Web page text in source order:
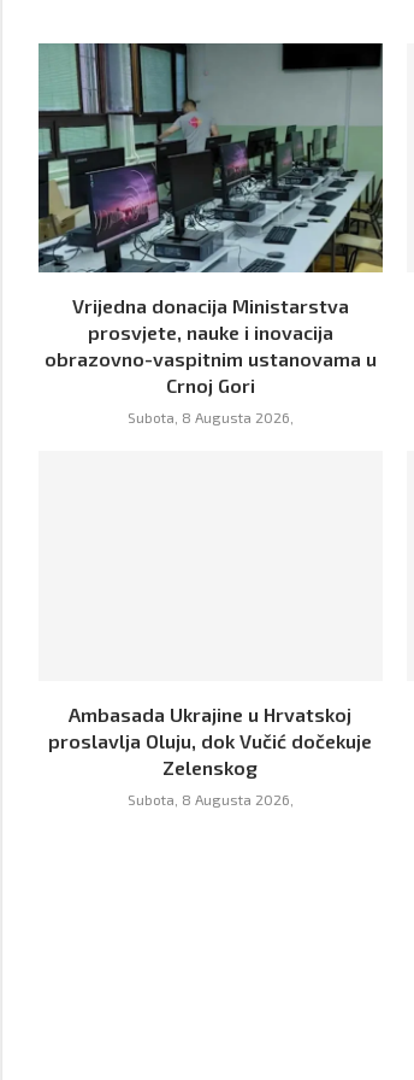
Vrijedna donacija Ministarstva
prosvjete, nauke i inovacija
obrazovno-vaspitnim ustanovama u
Crnoj Gori
Subota, 8 Augusta 2026,
Ambasada Ukrajine u Hrvatskoj
proslavlja Oluju, dok Vučić dočekuje
Zelenskog
Subota, 8 Augusta 2026,